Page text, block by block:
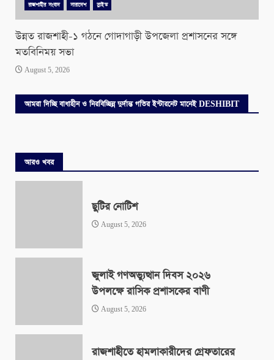
রাজশাহীর সংবাদ সারাদেশ স্লাইড
উন্নত রাজশাহী-১ গঠনে গোদাগাড়ী উপজেলা প্রশাসনের সঙ্গে
মতবিনিময় সভা
August 5, 2026
আমরা দিচ্ছি বাধাহীন ও নিরবিচ্ছিন্ন দুর্দান্ত গতির ইন্টারনেট মানেই DESHIBIT
আরও খবর
ছুটির নোটিশ
August 5, 2026
জুলাই গণঅভ্যুত্থান দিবস ২০২৬
উপলক্ষে রাসিক প্রশাসকের বাণী
August 5, 2026
রাজশাহীতে হামলাকারীদের গ্রেফতারের